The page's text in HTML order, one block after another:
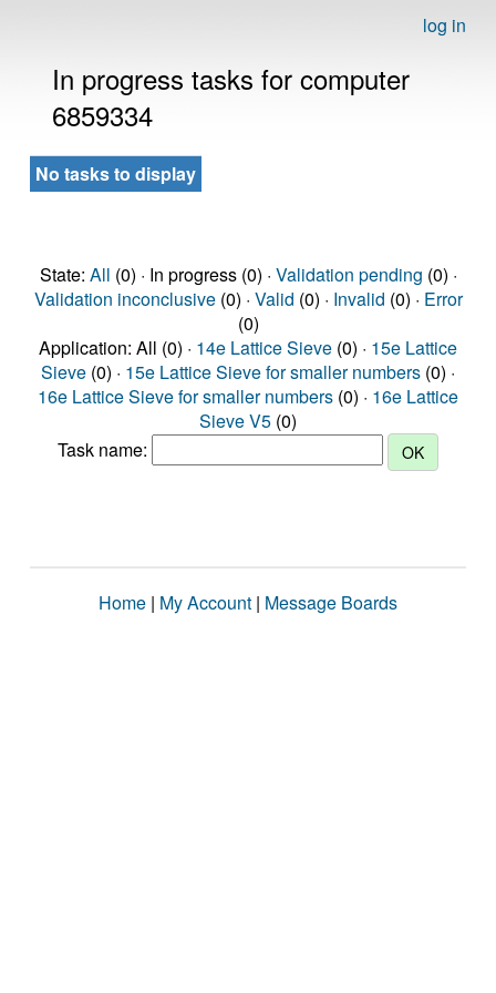
log in
In progress tasks for computer
6859334
No tasks to display
State: All (0) · In progress (0) · Validation pending (0) ·
Validation inconclusive(0) · Valid (0) · Invalid (0) · Error
(0)
Application: All (0) · 14e Lattice Sieve (0) · 15e Lattice
Sieve (0) · 15e Lattice Sieve for smaller numbers (0) ·
16e Lattice Sieve for smaller numbers (0) · 16e Lattice
Sieve V5 (0)
Task name:
Home | My Account | Message Boards